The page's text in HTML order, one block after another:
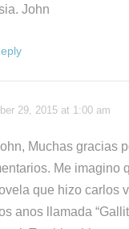
John
29, 2015 at 1:00 am
Muchas gracias
Me imagino
que hizo carlos
anos llamada